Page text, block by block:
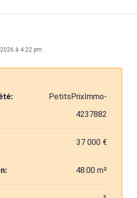
à 4:22 pm
PetitsPrixImmo-
4237882
37 000 €
48.00 m²